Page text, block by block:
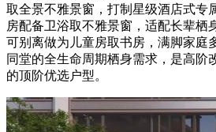
取全景不雅景窗，打制星级酒店式专
房配备卫浴取不雅景窗，适配长辈栖
可别离做为儿童房取书房，满脚家庭
同堂的全生命周期栖身需求，是高阶
的顶阶优选户型。